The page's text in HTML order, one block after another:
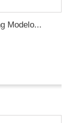
Modelo...